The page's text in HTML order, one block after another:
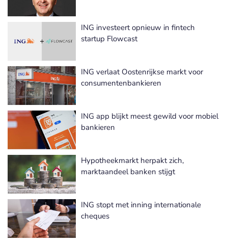
ING investeert opnieuw in fintech
startup Flowcast
ING verlaat Oostenrijkse markt voor
consumentenbankieren
ING app blijkt meest gewild voor mobiel
bankieren
Hypotheekmarkt herpakt zich,
marktaandeel banken stijgt
ING stopt met inning internationale
cheques